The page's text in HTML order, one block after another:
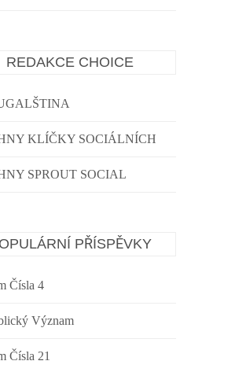
REDAKCE CHOICE
KLÍČKY SOCIÁLNÍCH
SPROUT SOCIAL
PŘÍSPĚVKY
Čísla 4
Význam
Čísla 21